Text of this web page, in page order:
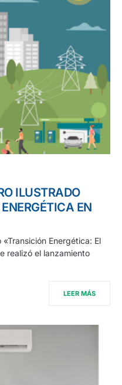
ILUSTRADO
EN
Energética: El
realizó el lanzamiento
LEER MÁS